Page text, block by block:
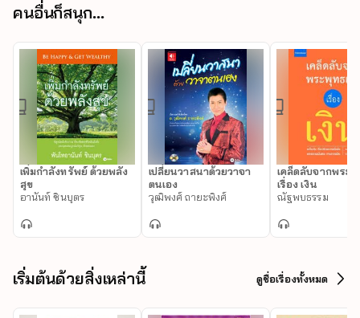
ความคิดความเชื่อของเขาไปอย่างสิ้นเชิง
ร่วมเดินทางไปกับเขา เพื่อไขปริศนาในใจของคุณ และค้นพบภารกิจ
คนอื่นก็สนุก...
เพิ่มกำลังทรัพย์ ด้วยพลัง
สุข
อานันท์ ชินบุตร
เปลี่ยนวาสนาด้วยวาจา
ตนเอง
วุฒิพงศ์ ถายะพิงศ์
เคล็ดลับจากพระพุ
เรื่อง เงิน
ณัฐพบธรรม
เริ่มต้นด้วยสิ่งเหล่านี้ ดูชื่อเรื่องทั้งหมด